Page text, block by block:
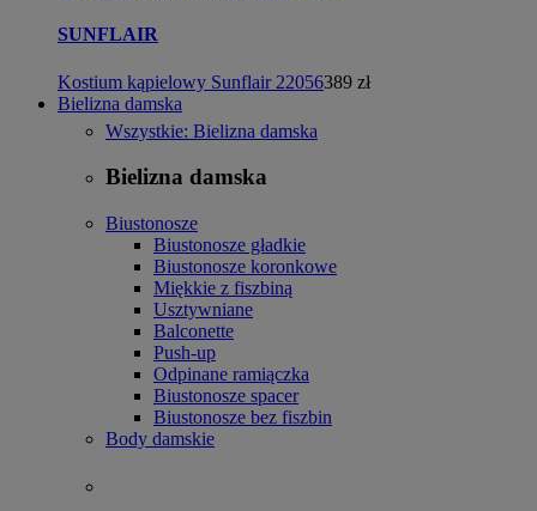
SUNFLAIR
Kostium kąpielowy Sunflair 22056389 zł
Bielizna damska
Wszystkie: Bielizna damska
Bielizna damska
Biustonosze
Biustonosze gładkie
Biustonosze koronkowe
Miękkie z fiszbiną
Usztywniane
Balconette
Push-up
Odpinane ramiączka
Biustonosze spacer
Biustonosze bez fiszbin
Body damskie